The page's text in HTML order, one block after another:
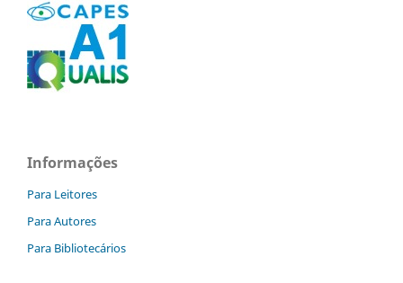
Informações
Para Leitores
Para Autores
Para Bibliotecários